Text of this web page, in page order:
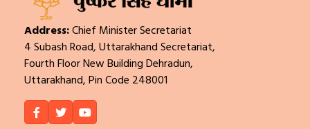
Address:Chief Minister Secretariat
4 Subash Road, Uttarakhand Secretariat,
Fourth Floor New Building Dehradun,
Uttarakhand, Pin Code 248001